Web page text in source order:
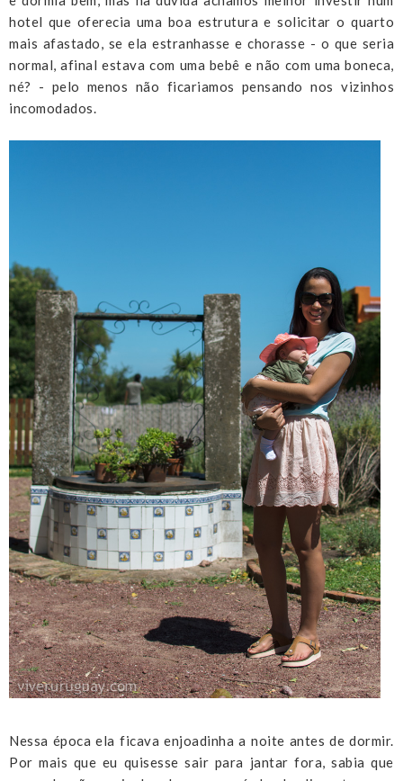
hotel que oferecia uma boa estrutura e solicitar o quarto
mais afastado, se ela estranhasse e chorasse - o que seria
normal, afinal estava com uma bebê e não com uma boneca,
né? - pelo menos não ficariamos pensando nos vizinhos
incomodados.
Nessa época ela ficava enjoadinha a noite antes de dormir.
Por mais que eu quisesse sair para jantar fora, sabia que